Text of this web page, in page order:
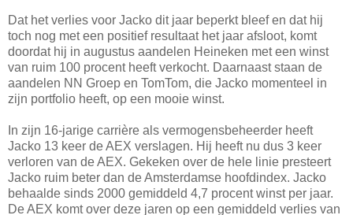
Dat het verlies voor Jacko dit jaar beperkt bleef en dat hij
toch nog met een positief resultaat het jaar afsloot, komt
doordat hij in augustus aandelen Heineken met een winst
van ruim 100 procent heeft verkocht. Daarnaast staan de
aandelen NN Groep en TomTom, die Jacko momenteel in
zijn portfolio heeft, op een mooie winst.
In zijn 16-jarige carrière als vermogensbeheerder heeft
Jacko 13 keer de AEX verslagen. Hij heeft nu dus 3 keer
verloren van de AEX. Gekeken over de hele linie presteert
Jacko ruim beter dan de Amsterdamse hoofdindex. Jacko
behaalde sinds 2000 gemiddeld 4,7 procent winst per jaar.
De AEX komt over deze jaren op een gemiddeld verlies van